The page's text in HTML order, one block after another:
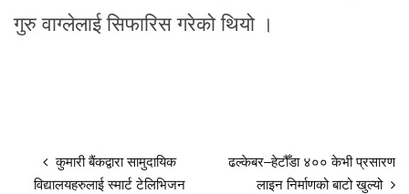
गुरु वाग्लेलाई सिफारिस गरेको थियो ।
कुमारी बैंकद्वारा सामुदायिक
विद्यालयहरुलाई स्मार्ट टेलिभिजन
ढल्केबर–हेटौँडा ४०० केभी प्रसारण
लाइन निर्माणको बाटो खुल्यो